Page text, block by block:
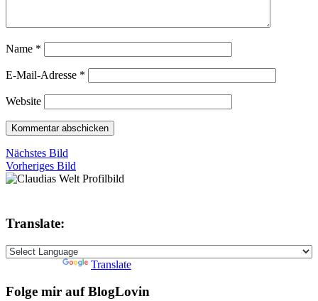
Name *
E-Mail-Adresse *
Website
Nächstes Bild
Vorheriges Bild
Translate:
Translate
Folge mir auf BlogLovin